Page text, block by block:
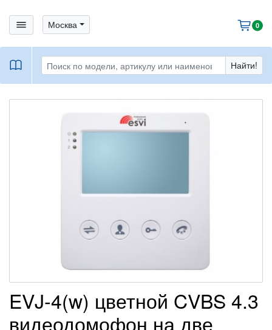
bars Москва cart 0
book Найти!
EVJ-4(w) цветной CVBS 4.3
видеодомофон на две